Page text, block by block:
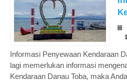
Informasi Penyewaan Kendaraan
lagi memerlukan informasi
Kendaraan Danau Toba, maka